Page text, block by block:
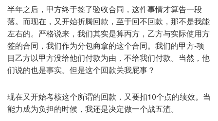
半年之后，甲方终于签了验收合同，这件事情才算告一段
落。而现在，又开始折腾回款，至于回不回款，那不是我能
左右的。严格说来，我们其实是算丙方，乙方与实际使用方
签的合同，我们作为分包商拿的这个合同。我们的甲方-项
目乙方以甲方没给他们付款为由，不给我们付款。当然，他
们说的也是事实。但是这个回款关我屁事？
现在又开始考核这个所谓的回款，又要扣10个点的绩效。当
能力成为负担的时候，我还是决定做一个战五渣。